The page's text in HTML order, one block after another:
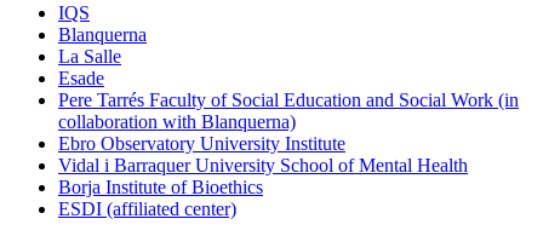
IQS
Blanquerna
La Salle
Esade
Pere Tarrés Faculty of Social Education and Social Work (in
collaboration with Blanquerna)
Ebro Observatory University Institute
Vidal i Barraquer University School of Mental Health
Borja Institute of Bioethics
ESDI (affiliated center)